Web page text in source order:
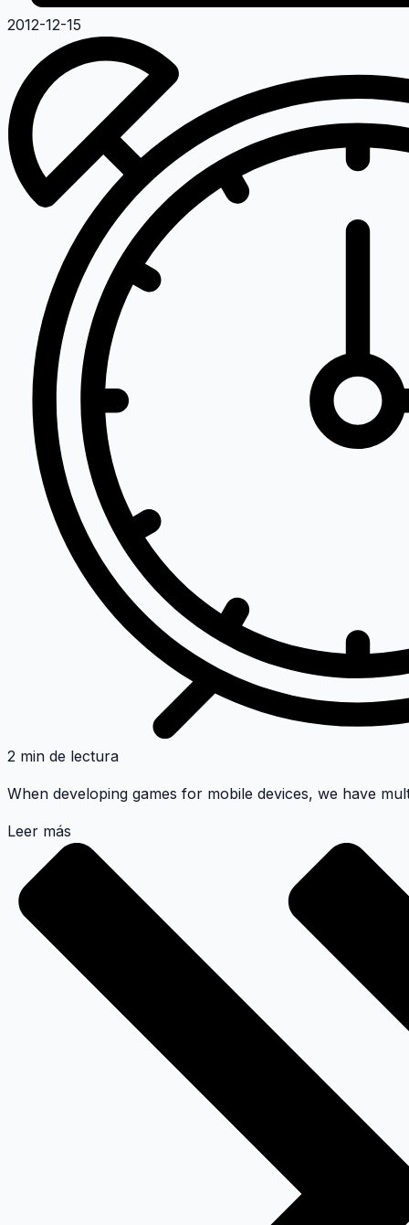
2012-12-15
2 min de lectura
When developing games for mobile devices, we have
Leer más